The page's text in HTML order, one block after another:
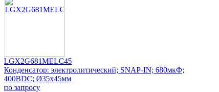
LGX2G681MELC45
Конденсатор: электролитический; SNAP-IN; 680мкФ;
400ВDC; Ø35x45мм
по запросу